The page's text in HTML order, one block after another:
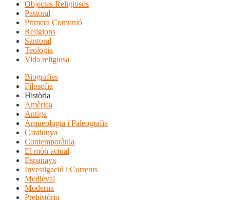
Objectes Religiosos
Pastoral
Primera Comunió
Religions
Santoral
Teologia
Vida religiosa
Biografies
Filosofia
Història
Amèrica
Antiga
Arqueologia i Paleografia
Catalunya
Contemporània
El món actual
Espanaya
Investigació i Corrents
Medieval
Moderna
Prehistòria